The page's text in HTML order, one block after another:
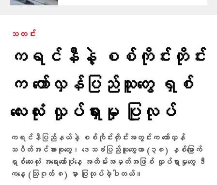
သတင်း
ကရင်နီနဲ့ စစ်ကိုင်းတိုင်း
က တော်လှန်ပြည်သူတွေ ရှစ်
လေးလုံး လှုပ်ရှားမှု ပြုလုပ်
ကရင်နီပြည်နယ်နဲ့ စစ်ကိုင်းတိုင်းအတွင်းက တော်လှန်
သပိတ်အင်အားစုတွေ၊ ဒေသခံပြည်သူတွေဟာ (၃၈) နှစ်မြောက်
ရှစ်လေးလုံး အရေးတော်ပုံနေ့ အထိမ်းအမှတ်အဖြစ် လှုပ်ရှားမှုတွေ ဒီ
ကနေ့ (သြဂုတ် ၈) မှာ ပြုလုပ်ခဲ့ပါတယ်။